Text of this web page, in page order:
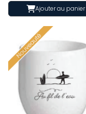
Ajouter au panier